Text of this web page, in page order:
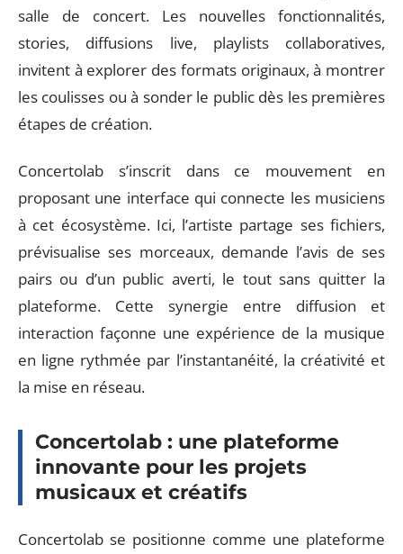
salle de concert. Les nouvelles fonctionnalités,
stories, diffusions live, playlists collaboratives,
invitent à explorer des formats originaux, à montrer
les coulisses ou à sonder le public dès les premières
étapes de création.
Concertolab s’inscrit dans ce mouvement en
proposant une interface qui connecte les musiciens
à cet écosystème. Ici, l’artiste partage ses fichiers,
prévisualise ses morceaux, demande l’avis de ses
pairs ou d’un public averti, le tout sans quitter la
plateforme. Cette synergie entre diffusion et
interaction façonne une expérience de la musique
en ligne rythmée par l’instantanéité, la créativité et
la mise en réseau.
Concertolab : une plateforme
innovante pour les projets
musicaux et créatifs
Concertolab se positionne comme une plateforme